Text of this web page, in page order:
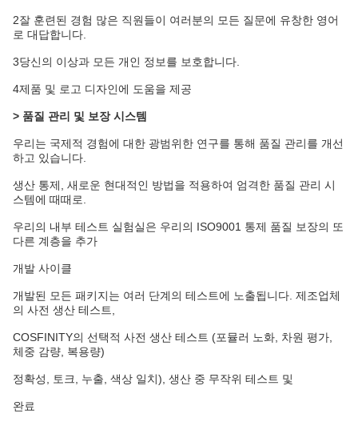
2잘 훈련된 경험 많은 직원들이 여러분의 모든 질문에 유창한 영어
로 대답합니다.
3당신의 이상과 모든 개인 정보를 보호합니다.
4제품 및 로고 디자인에 도움을 제공
> 품질 관리 및 보장 시스템
우리는 국제적 경험에 대한 광범위한 연구를 통해 품질 관리를 개선
하고 있습니다.
생산 통제, 새로운 현대적인 방법을 적용하여 엄격한 품질 관리 시
스템에 때때로.
우리의 내부 테스트 실험실은 우리의 ISO9001 통제 품질 보장의 또
다른 계층을 추가
개발 사이클
개발된 모든 패키지는 여러 단계의 테스트에 노출됩니다. 제조업체
의 사전 생산 테스트,
COSFINITY의 선택적 사전 생산 테스트 (포뮬러 노화, 차원 평가,
체중 감량, 복용량)
정확성, 토크, 누출, 색상 일치), 생산 중 무작위 테스트 및
완료